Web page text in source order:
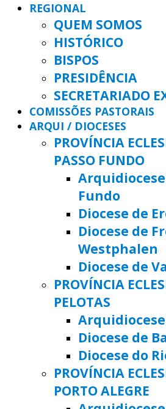
REGIONAL
QUEM SOMOS
HISTÓRICO
BISPOS
PRESIDÊNCIA
SECRETARIADO
COMISSÕES PASTORAIS
ARQUI / DIOCESES
PROVÍNCIA
PASSO FUNDO
Arquidiocese
Fundo
Diocese de
Diocese de
Westphalen
Diocese de
PROVÍNCIA
PELOTAS
Diocese de
Diocese do
PROVÍNCIA
PORTO ALEGRE